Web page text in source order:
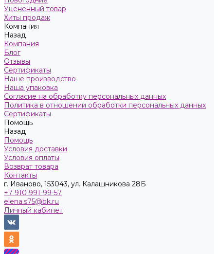
Уцененный товар
Хиты продаж
Компания
Назад
Компания
Блог
Отзывы
Сертификаты
Наше производство
Наша упаковка
Согласие на обработку персональных данных
Политика в отношении обработки персональных данных
Сертификаты
Помощь
Назад
Помощь
Условия доставки
Условия оплаты
Возврат товара
Контакты
г. Иваново, 153043, ул. Калашникова 28Б
+7 910 991-99-57
elena.s75@bk.ru
Личный кабинет